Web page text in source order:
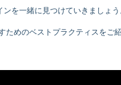
を一緒に見つけていきましょう
めのベストプラクティスをご紹